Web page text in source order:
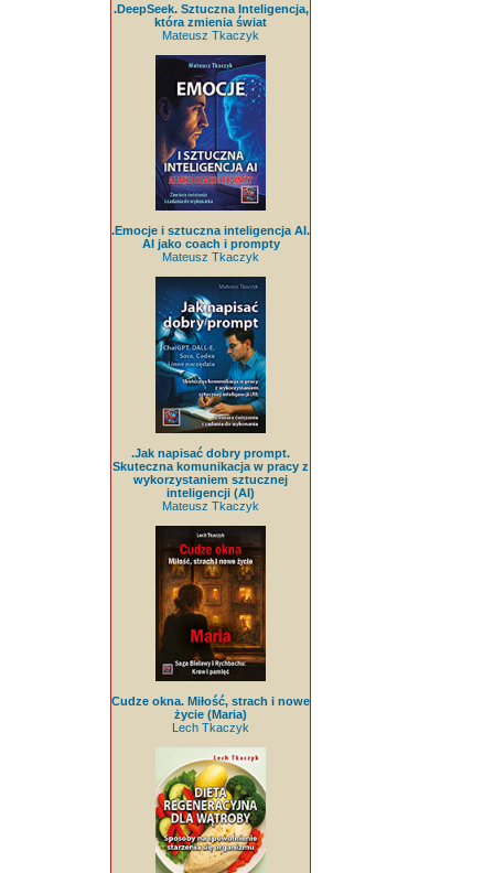
.DeepSeek. Sztuczna Inteligencja,
która zmienia świat
Mateusz Tkaczyk
.Emocje i sztuczna inteligencja AI.
AI jako coach i prompty
Mateusz Tkaczyk
.Jak napisać dobry prompt.
Skuteczna komunikacja w pracy z
wykorzystaniem sztucznej
inteligencji (AI)
Mateusz Tkaczyk
Cudze okna. Miłość, strach i nowe
życie (Maria)
Lech Tkaczyk